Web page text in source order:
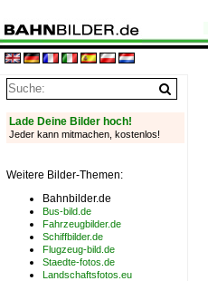
Lade Deine Bilder hoch!
Jeder kann mitmachen, kostenlos!
Weitere Bilder-Themen:
Bahnbilder.de
Bus-bild.de
Fahrzeugbilder.de
Schiffbilder.de
Flugzeug-bild.de
Staedte-fotos.de
Landschaftsfotos.eu